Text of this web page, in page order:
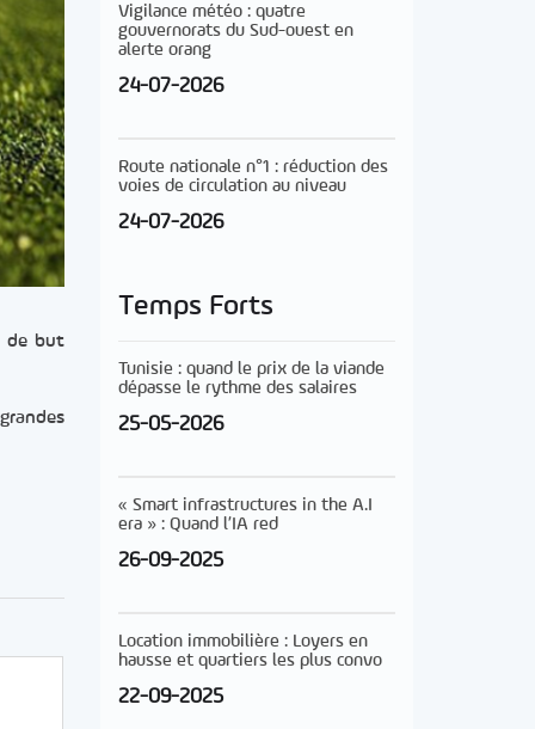
de but
Vigilance météo : quatre
gouvernorats du Sud-ouest en
alerte orang
24-07-2026
Route nationale n°1 : réduction des
voies de circulation au niveau
24-07-2026
Temps Forts
Tunisie : quand le prix de la viande
dépasse le rythme des salaires
25-05-2026
« Smart infrastructures in the A.I
era » : Quand l’IA red
26-09-2025
Location immobilière : Loyers en
hausse et quartiers les plus convo
22-09-2025